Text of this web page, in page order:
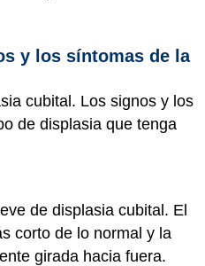
y los síntomas de la
cubital. Los signos y los
de displasia que tenga
de displasia cubital. El
corto de lo normal y la
girada hacia fuera.